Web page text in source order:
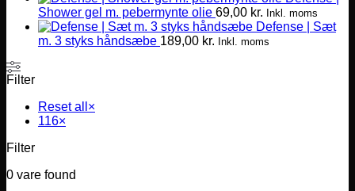
Shower gel m. pebermynte olie 69,00 kr. Inkl. moms
Defense | Sæt
m. 3 styks håndsæbe 189,00 kr. Inkl. moms
Filter
Reset all ×
116×
Filter
0 vare found